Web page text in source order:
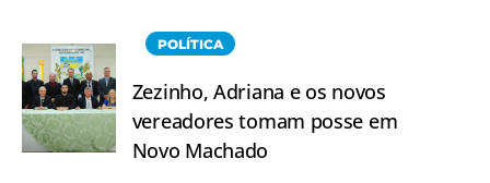
POLÍTICA
Zezinho, Adriana e os novos
vereadores tomam posse em
Novo Machado